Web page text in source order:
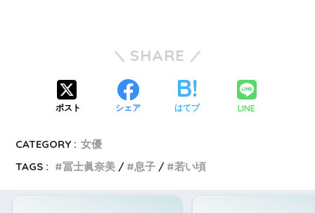
SHARE
ポスト シェア はてブ LINE
CATEGORY : 女優
TAGS :
冨士眞奈美 息子 若い頃